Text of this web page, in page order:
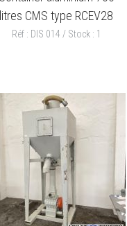
litres CMS type RCEV28
Réf : DIS 014 / Stock : 1